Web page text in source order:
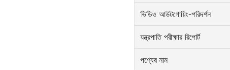
ভিডিও আউটগোয়িং-পরিদর্শন
যন্ত্রপাতি পরীক্ষার রিপোর্ট
পণ্যের নাম